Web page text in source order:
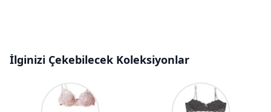
İlginizi Çekebilecek Koleksiyonlar